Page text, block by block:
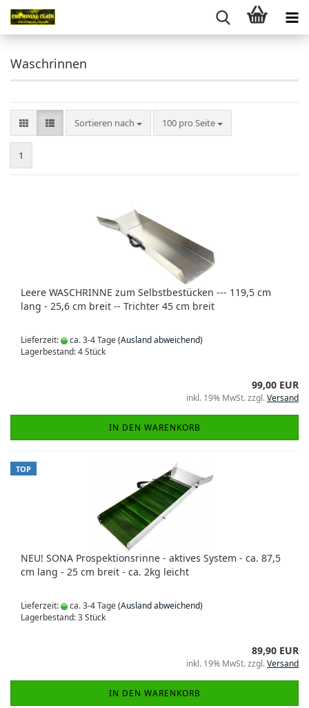
Waschrinnen
Sortieren nach
Sortieren nach 100 pro Seite
pro Seite
1
Leere WASCHRINNE zum Selbstbestücken --- 119,5 cm
lang - 25,6 cm breit -- Trichter 45 cm breit
Lieferzeit: ca. 3-4 Tage(Ausland abweichend)
Lagerbestand: 4 Stück
99,00 EUR
inkl. 19% MwSt. zzgl.Versand
IN DEN WARENKORB
TOP
NEU! SONA Prospektionsrinne - aktives System - ca. 87,5
cm lang - 25 cm breit - ca. 2kg leicht
Lieferzeit: ca. 3-4 Tage(Ausland abweichend)
Lagerbestand: 3 Stück
89,90 EUR
inkl. 19% MwSt. zzgl.Versand
IN DEN WARENKORB